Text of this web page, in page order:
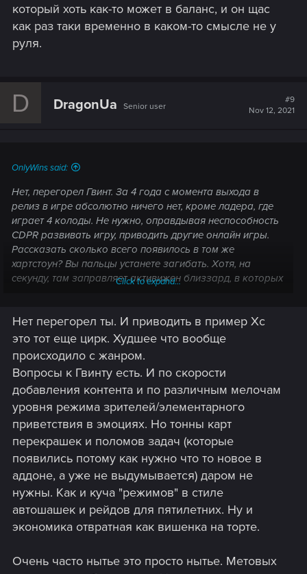
который хоть как-то может в баланс, и он щас
как раз таки временно в каком-то смысле не у
руля.
D DragonUa Senior user
#9
Nov 12, 2021
OnlyWins said:
Нет, перегорел Гвинт. За 4 года с момента выхода в
релиз в игре абсолютно ничего нет, кроме ладера, где
играет 4 колоды. Не нужно, оправдывая неспособность
CDPR развивать игру, приводить другие онлайн игры.
Рассказать сколько всего появилось в том же
хартстоун? Вы пальцы устанете загибать. Хотя, на
секунду, там заправляет активижен близзард, в которых
додумать модератор ни приведя ни одного аргумента.
Хотя, реально пофиг, сейчас и в лицо некоторым
Click to expand...
Нет перегорел ты. И приводить в пример Хс
это тот еще цирк. Худшее что вообще
происходило с жанром.
Вопросы к Гвинту есть. И по скорости
добавления контента и по различным мелочам
уровня режима зрителей/элементарного
приветствия в эмоциях. Но тонны карт
перекрашек и поломов задач (которые
появились потому как нужно что то новое в
аддоне, а уже не выдумывается) даром не
нужны. Как и куча "режимов" в стиле
автошашек и рейдов для пятилетних. Ну и
экономика отвратная как вишенка на торте.
Очень часто нытье это просто нытье. Метовых